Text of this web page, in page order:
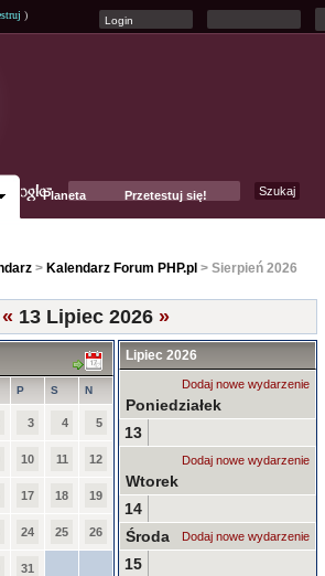
)
Planeta Przetestuj się!
> Kalendarz Forum PHP.pl > Sierpień 2026
« 13 Lipiec 2026 »
P S N
3 4 5
10 11 12
17 18 19
24 25 26
31
Lipiec 2026
Dodaj nowe wydarzenie
Poniedziałek
13
Dodaj nowe wydarzenie
Wtorek
14
Dodaj nowe wydarzenie
Środa
15